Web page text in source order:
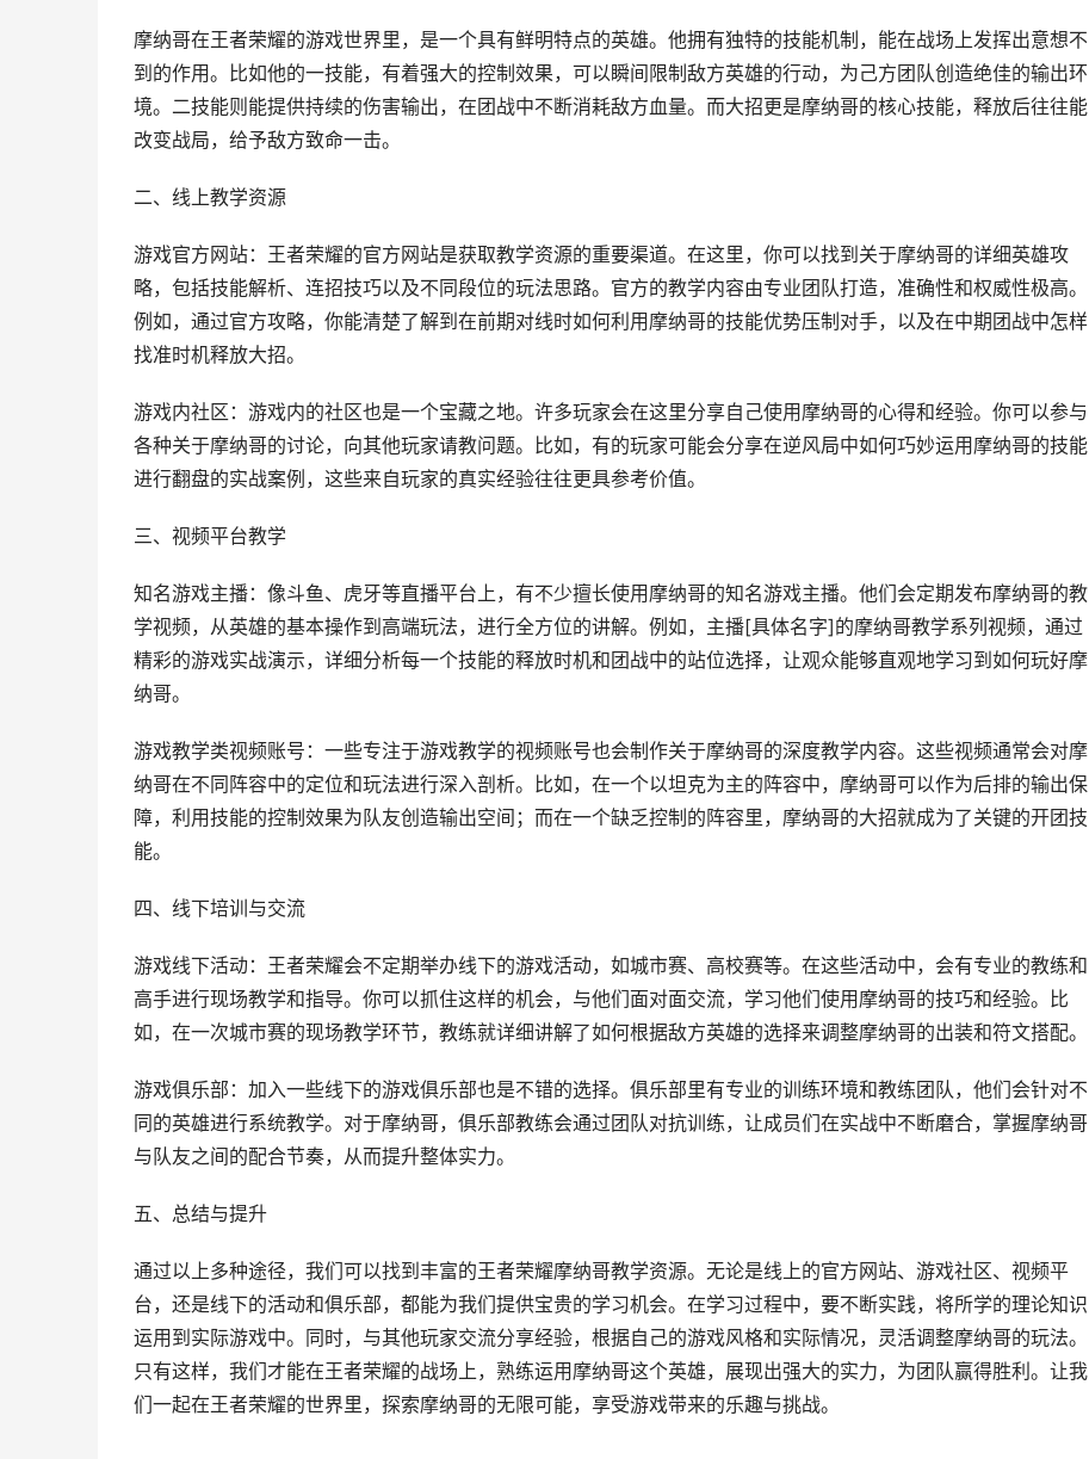
摩纳哥在王者荣耀的游戏世界里，是一个具有鲜明特点的英雄。他拥有独特的技能机制，能在战场上发挥出意想不
到的作用。比如他的一技能，有着强大的控制效果，可以瞬间限制敌方英雄的行动，为己方团队创造绝佳的输出环
境。二技能则能提供持续的伤害输出，在团战中不断消耗敌方血量。而大招更是摩纳哥的核心技能，释放后往往能
改变战局，给予敌方致命一击。
二、线上教学资源
游戏官方网站：王者荣耀的官方网站是获取教学资源的重要渠道。在这里，你可以找到关于摩纳哥的详细英雄攻
略，包括技能解析、连招技巧以及不同段位的玩法思路。官方的教学内容由专业团队打造，准确性和权威性极高。
例如，通过官方攻略，你能清楚了解到在前期对线时如何利用摩纳哥的技能优势压制对手，以及在中期团战中怎样
找准时机释放大招。
游戏内社区：游戏内的社区也是一个宝藏之地。许多玩家会在这里分享自己使用摩纳哥的心得和经验。你可以参与
各种关于摩纳哥的讨论，向其他玩家请教问题。比如，有的玩家可能会分享在逆风局中如何巧妙运用摩纳哥的技能
进行翻盘的实战案例，这些来自玩家的真实经验往往更具参考价值。
三、视频平台教学
知名游戏主播：像斗鱼、虎牙等直播平台上，有不少擅长使用摩纳哥的知名游戏主播。他们会定期发布摩纳哥的教
学视频，从英雄的基本操作到高端玩法，进行全方位的讲解。例如，主播[具体名字]的摩纳哥教学系列视频，通过
精彩的游戏实战演示，详细分析每一个技能的释放时机和团战中的站位选择，让观众能够直观地学习到如何玩好摩
纳哥。
游戏教学类视频账号：一些专注于游戏教学的视频账号也会制作关于摩纳哥的深度教学内容。这些视频通常会对摩
纳哥在不同阵容中的定位和玩法进行深入剖析。比如，在一个以坦克为主的阵容中，摩纳哥可以作为后排的输出保
障，利用技能的控制效果为队友创造输出空间；而在一个缺乏控制的阵容里，摩纳哥的大招就成为了关键的开团技
能。
四、线下培训与交流
游戏线下活动：王者荣耀会不定期举办线下的游戏活动，如城市赛、高校赛等。在这些活动中，会有专业的教练和
高手进行现场教学和指导。你可以抓住这样的机会，与他们面对面交流，学习他们使用摩纳哥的技巧和经验。比
如，在一次城市赛的现场教学环节，教练就详细讲解了如何根据敌方英雄的选择来调整摩纳哥的出装和符文搭配。
游戏俱乐部：加入一些线下的游戏俱乐部也是不错的选择。俱乐部里有专业的训练环境和教练团队，他们会针对不
同的英雄进行系统教学。对于摩纳哥，俱乐部教练会通过团队对抗训练，让成员们在实战中不断磨合，掌握摩纳哥
与队友之间的配合节奏，从而提升整体实力。
五、总结与提升
通过以上多种途径，我们可以找到丰富的王者荣耀摩纳哥教学资源。无论是线上的官方网站、游戏社区、视频平
台，还是线下的活动和俱乐部，都能为我们提供宝贵的学习机会。在学习过程中，要不断实践，将所学的理论知识
运用到实际游戏中。同时，与其他玩家交流分享经验，根据自己的游戏风格和实际情况，灵活调整摩纳哥的玩法。
只有这样，我们才能在王者荣耀的战场上，熟练运用摩纳哥这个英雄，展现出强大的实力，为团队赢得胜利。让我
们一起在王者荣耀的世界里，探索摩纳哥的无限可能，享受游戏带来的乐趣与挑战。